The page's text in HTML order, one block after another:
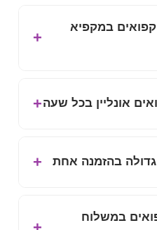
במקפיא
אונליין בכל שעה
בהזמנה אחת
במשלוח